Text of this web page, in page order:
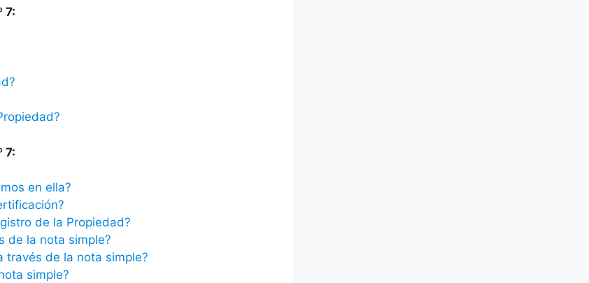
7:
7:
en ella?
de la Propiedad?
de la nota simple?
través de la nota simple?
simple?